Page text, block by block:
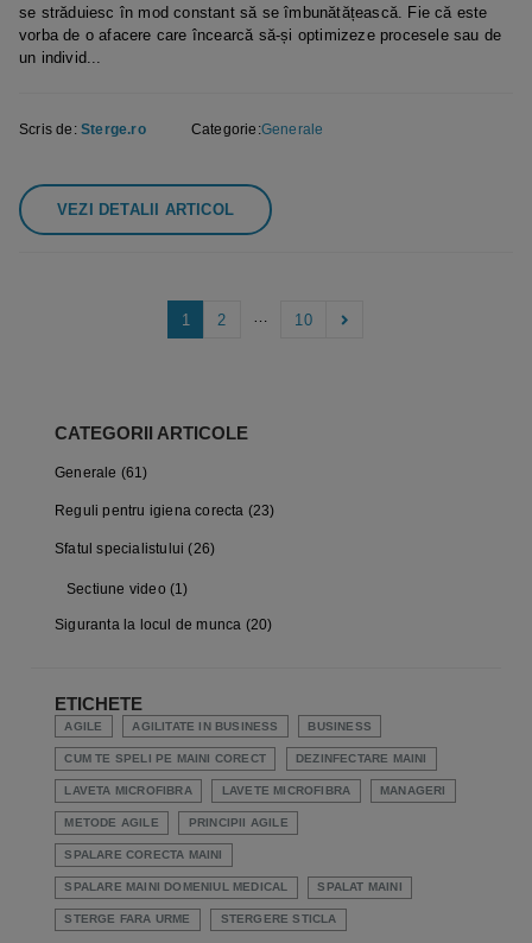
se străduiesc în mod constant să se îmbunătățească. Fie că este
vorba de o afacere care încearcă să-și optimizeze procesele sau de
un individ...
Scris de: Sterge.ro Categorie:Generale
VEZI DETALII ARTICOL
1 2 10
CATEGORII ARTICOLE
Generale (61)
Reguli pentru igiena corecta (23)
Sfatul specialistului (26)
Sectiune video (1)
Siguranta la locul de munca (20)
ETICHETE
AGILE AGILITATE IN BUSINESS BUSINESS
CUM TE SPELI PE MAINI CORECT DEZINFECTARE MAINI
LAVETA MICROFIBRA LAVETE MICROFIBRA MANAGERI
METODE AGILE PRINCIPII AGILE
SPALARE CORECTA MAINI
SPALARE MAINI DOMENIUL MEDICAL SPALAT MAINI
STERGE FARA URME STERGERE STICLA